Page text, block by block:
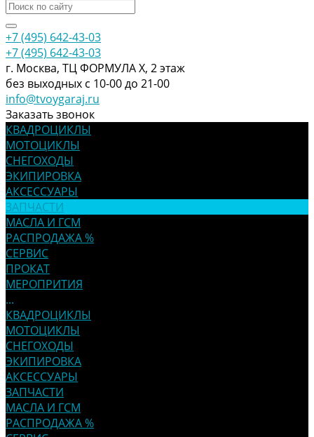
+7 (495) 642-43-03
+7 (495) 642-43-03
г. Москва, ТЦ ФОРМУЛА Х, 2 этаж
без выходных с 10-00 до 21-00
info@tvoygaraj.ru
Заказать звонок
КВАДРОЦИКЛЫ
МОТОЦИКЛЫ
СНЕГОХОДЫ
ЭКИПИРОВКА
АКСЕССУАРЫ
ЗАПЧАСТИ
МАСЛА И ГСМ
РАСПРОДАЖА %
СЕРВИС
ПРОКАТ
МЕРОПРИТИЯ
...
КВАДРОЦИКЛЫ
МОТОЦИКЛЫ
СНЕГОХОДЫ
ЭКИПИРОВКА
АКСЕССУАРЫ
ЗАПЧАСТИ
МАСЛА И ГСМ
РАСПРОДАЖА %